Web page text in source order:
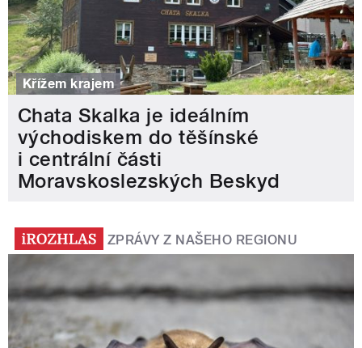
Křížem krajem
Chata Skalka je ideálním
východiskem do těšínské
i centrální části
Moravskoslezských Beskyd
ZPRÁVY Z NAŠEHO REGIONU